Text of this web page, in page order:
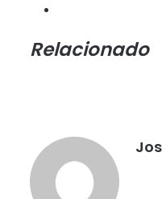
Relacionado